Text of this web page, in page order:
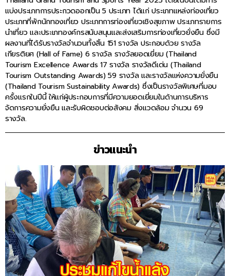
แบ่งประเภทการประกวดออกเป็น 5 ประเภท ได้แก่ ประเภทแหล่งท่องเที่ยว
ประเภทที่พักนักทองเที่ยว ประเภทการท่องเที่ยวเชิงสุขภาพ ประเภทรายการ
นำเที่ยว และประเภทองค์กรสนับสนุนและส่งเสริมการท่องเที่ยวยั่งยืน ซึ่งมี
ผลงานที่ได้รับรางวัลจำนวนทั้งสิ้น 151 รางวัล ประกอบด้วย รางวัล
เกียรติยศ (Hall of Fame) 6 รางวัล รางวัลยอดเยี่ยม (Thailand
Tourism Excellence Awards 17 รางวัล รางวัลดีเด่น (Thailand
Tourism Outstanding Awards) 59 รางวัล และรางวัลแห่งความยั่งยืน
(Thailand Tourism Sustainability Awards) ซึ่งเป็นรางวัลพิเศษที่มอบ
ครั้งแรกในปีนี้ ให้แก่ผู้ประกอบการที่มีความยอดเยี่ยมในด้านการบริหาร
จัดการความยั่งยืน และรับผิดชอบต่อสังคม สิ่งแวดล้อม จำนวน 69
รางวัล.
ข่าวแนะนำ